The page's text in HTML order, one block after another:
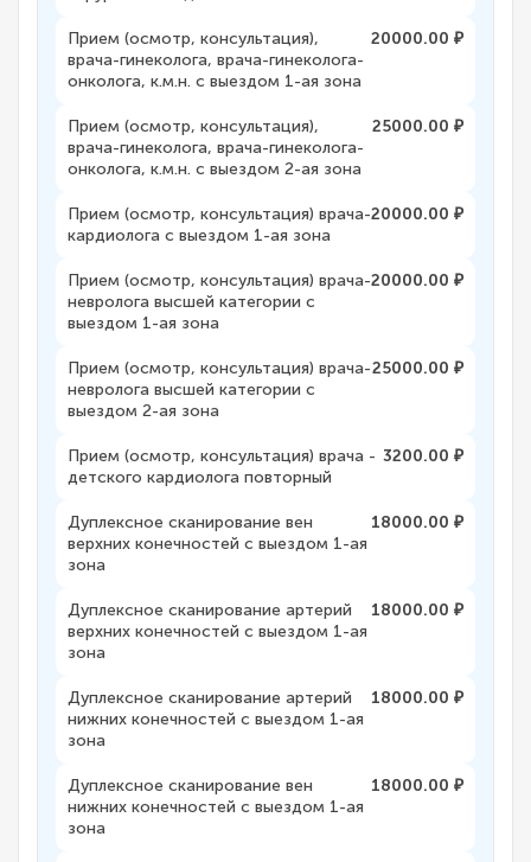
Прием (осмотр, консультация),
врача-гинеколога, врача-гинеколога-
онколога, к.м.н. с выездом 1-ая зона
20000.00 ₽
Прием (осмотр, консультация),
врача-гинеколога, врача-гинеколога-
онколога, к.м.н. с выездом 2-ая зона
25000.00 ₽
Прием (осмотр, консультация) врача-
кардиолога с выездом 1-ая зона
20000.00 ₽
Прием (осмотр, консультация) врача-
невролога высшей категории с
выездом 1-ая зона
20000.00 ₽
Прием (осмотр, консультация) врача-
невролога высшей категории с
выездом 2-ая зона
25000.00 ₽
Прием (осмотр, консультация) врача -
детского кардиолога повторный
3200.00 ₽
Дуплексное сканирование вен
верхних конечностей с выездом 1-ая
зона
18000.00 ₽
Дуплексное сканирование артерий
верхних конечностей с выездом 1-ая
зона
18000.00 ₽
Дуплексное сканирование артерий
нижних конечностей с выездом 1-ая
зона
18000.00 ₽
Дуплексное сканирование вен
нижних конечностей с выездом 1-ая
зона
18000.00 ₽